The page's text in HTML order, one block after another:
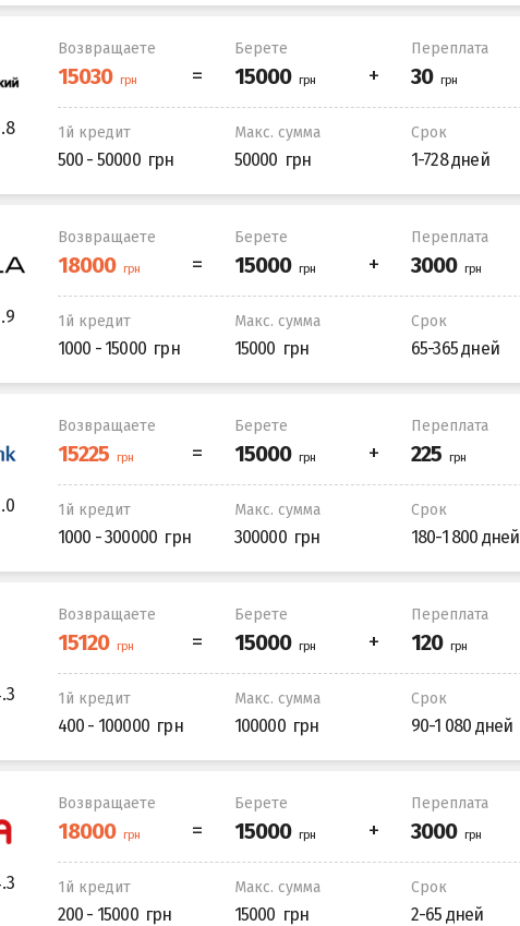
Возвращаете Берете Переплата
1й кредит
500 - 50000
Макс. сумма
50000
Срок
1-728 дней
Возвращаете Берете Переплата
1й кредит
1000 - 15000
Макс. сумма
15000
Срок
65-365 дней
Возвращаете Берете Переплата
1й кредит
1000 - 300000
Макс. сумма
300000
Срок
180-1 800 дней
Возвращаете Берете Переплата
1й кредит
400 - 100000
Макс. сумма
100000
Срок
90-1 080 дней
Возвращаете Берете Переплата
1й кредит
200 - 15000
Макс. сумма
15000
Срок
2-65 дней